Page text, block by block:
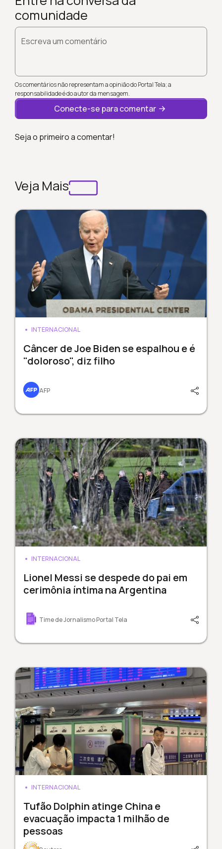
comunidade
Escreva um comentário
Os comentários não representam a opinião do Portal Tela; a
responsabilidade é do autor da mensagem.
Conecte-se para comentar
Seja o primeiro a comentar!
Veja Mais
INTERNACIONAL
Câncer de Joe Biden se espalhou e é
"doloroso", diz filho
AFP
INTERNACIONAL
Lionel Messi se despede do pai em
cerimônia íntima na Argentina
Time de Jornalismo Portal Tela
INTERNACIONAL
Tufão Dolphin atinge China e
evacuação impacta 1 milhão de
pessoas